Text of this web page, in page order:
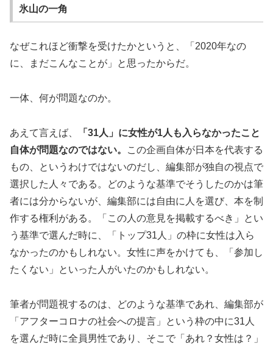
氷山の一角
なぜこれほど衝撃を受けたかというと、「2020年なの
に、まだこんなことが」と思ったからだ。
一体、何が問題なのか。
あえて言えば、
「31人」に女性が1人も入らなかったこと
自体が問題なのではない。
この企画自体が日本を代表する
もの、というわけではないのだし、編集部が独自の視点で
選択した人々である。どのような基準でそうしたのかは筆
者には分からないが、編集部には自由に人を選び、本を制
作する権利がある。「この人の意見を掲載するべき」とい
う基準で選んだ時に、「トップ31人」の枠に女性は入ら
なかったのかもしれない。女性に声をかけても、「参加し
たくない」といった人がいたのかもしれない。
筆者が問題視するのは、どのような基準であれ、編集部が
「アフターコロナの社会への提言」という枠の中に31人
を選んだ時に全員男性であり、そこで「あれ？女性は？」